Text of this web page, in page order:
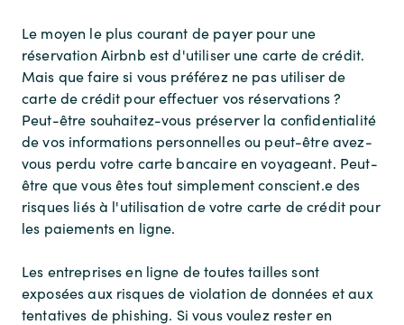
Le moyen le plus courant de payer pour une
réservation Airbnb est d'utiliser une carte de crédit.
Mais que faire si vous préférez ne pas utiliser de
carte de crédit pour effectuer vos réservations ?
Peut-être souhaitez-vous préserver la confidentialité
de vos informations personnelles ou peut-être avez-
vous perdu votre carte bancaire en voyageant. Peut-
être que vous êtes tout simplement conscient.e des
risques liés à l'utilisation de votre carte de crédit pour
les paiements en ligne.
Les entreprises en ligne de toutes tailles sont
exposées aux risques de violation de données et aux
tentatives de phishing. Si vous voulez rester en